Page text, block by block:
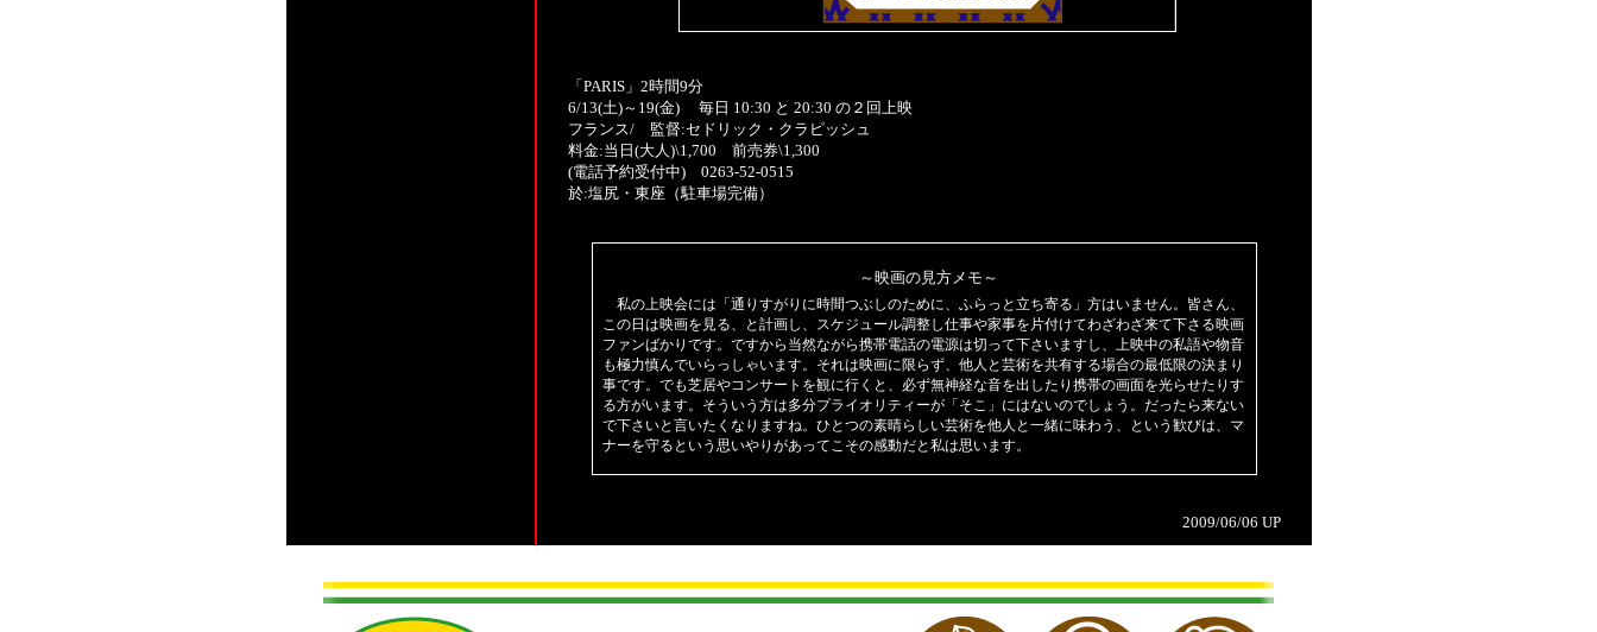
「PARIS」2時間9分
6/13(土)～19(金) 毎日 10:30 と 20:30 の２回上映
フランス/ 監督:セドリック・クラピッシュ
料金:当日(大人)\1,700 前売券\1,300
(電話予約受付中) 0263-52-0515
於:塩尻・東座（駐車場完備）
～映画の見方メモ～
私の上映会には「通りすがりに時間つぶしのために、ふらっと立ち寄る」方はいません。皆さん、
この日は映画を見る、と計画し、スケジュール調整し仕事や家事を片付けてわざわざ来て下さる映画
ファンばかりです。ですから当然ながら携帯電話の電源は切って下さいますし、上映中の私語や物音
も極力慎んでいらっしゃいます。それは映画に限らず、他人と芸術を共有する場合の最低限の決まり
事です。でも芝居やコンサートを観に行くと、必ず無神経な音を出したり携帯の画面を光らせたりす
る方がいます。そういう方は多分プライオリティーが「そこ」にはないのでしょう。だったら来ない
で下さいと言いたくなりますね。ひとつの素晴らしい芸術を他人と一緒に味わう、という歓びは、マ
ナーを守るという思いやりがあってこその感動だと私は思います。
2009/06/06 UP